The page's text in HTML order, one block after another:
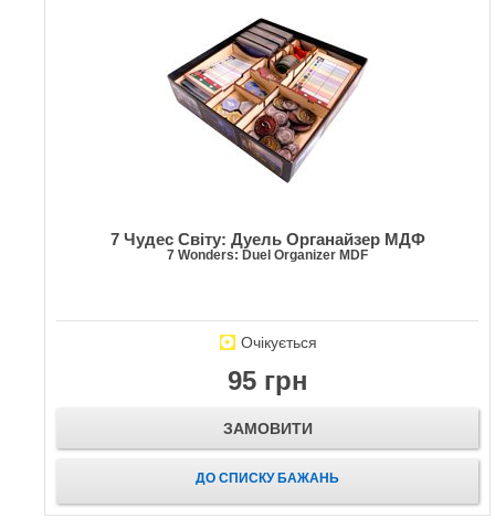
7 Чудес Світу: Дуель Органайзер МДФ
7 Wonders: Duel Organizer MDF
Очікується
95 грн
ЗАМОВИТИ
ДО СПИСКУ БАЖАНЬ